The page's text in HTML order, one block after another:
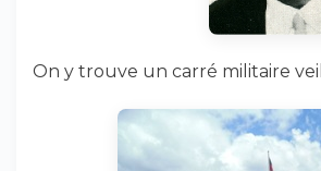
On y trouve un carré militaire